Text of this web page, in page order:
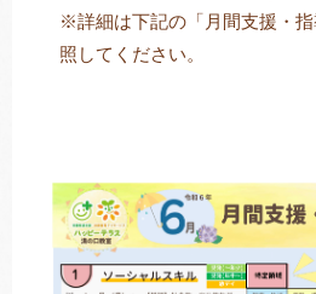
※詳細は下記の「月間支援・
照してください。